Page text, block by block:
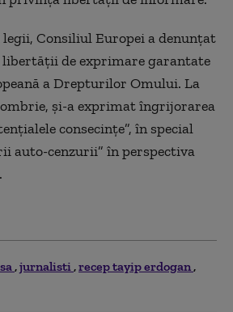
Consiliul Europei a denunţat
libertăţii de exprimare garantate
a Drepturilor Omului. La
şi-a exprimat îngrijorarea
consecinţe”, în special
auto-cenzurii” în perspectiva
jurnalisti recep tayip erdogan